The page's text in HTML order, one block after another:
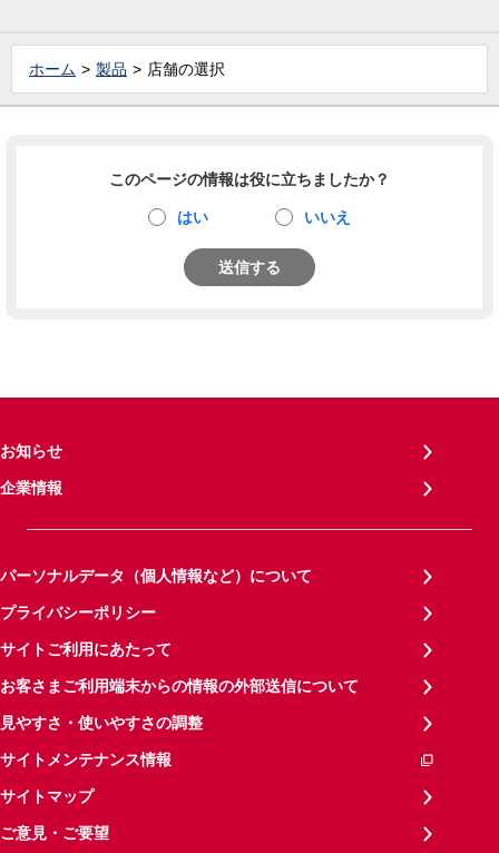
ホーム 製品 店舗の選択
このページの情報は役に立ちましたか？
はい いいえ
送信する
お知らせ
企業情報
パーソナルデータ（個人情報など）について
プライバシーポリシー
サイトご利用にあたって
お客さまご利用端末からの情報の外部送信について
見やすさ・使いやすさの調整
サイトメンテナンス情報
サイトマップ
ご意見・ご要望